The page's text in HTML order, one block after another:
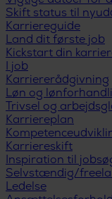
Skift status til
Karriereguide
Land dit første job
Kickstart din
I job
Karriererådgivning
Løn og
Trivsel og
Karriereplan
Karriereskift
Inspiration til
Selvstændig/
Ledelse